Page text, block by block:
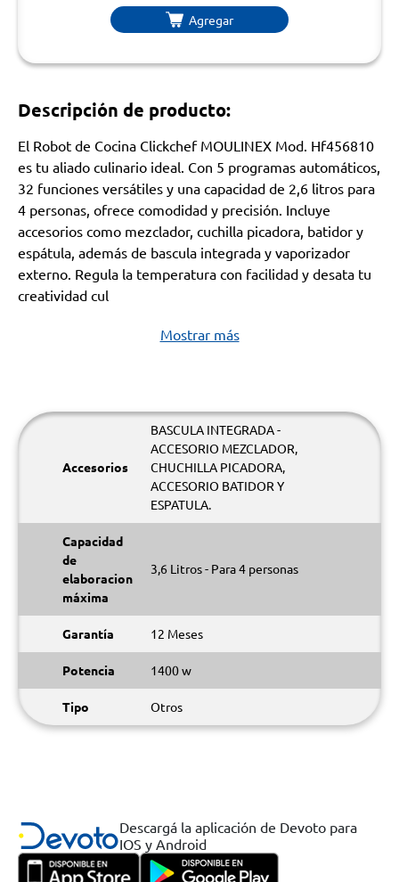
Agregar
Descripción de producto:
El Robot de Cocina Clickchef MOULINEX Mod. Hf456810
es tu aliado culinario ideal. Con 5 programas automáticos,
32 funciones versátiles y una capacidad de 2,6 litros para
4 personas, ofrece comodidad y precisión. Incluye
accesorios como mezclador, cuchilla picadora, batidor y
espátula, además de bascula integrada y vaporizador
externo. Regula la temperatura con facilidad y desata tu
creatividad cul
Mostrar más
Accesorios
BASCULA INTEGRADA -
ACCESORIO MEZCLADOR,
CHUCHILLA PICADORA,
ACCESORIO BATIDOR Y
ESPATULA.
Capacidad
de
elaboracion
máxima
3,6 Litros - Para 4 personas
Garantía 12 Meses
Potencia 1400 w
Tipo Otros
Descargá la aplicación de Devoto para
IOS y Android